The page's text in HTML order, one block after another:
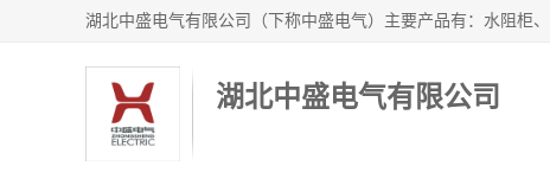
湖北中盛电气有限公司